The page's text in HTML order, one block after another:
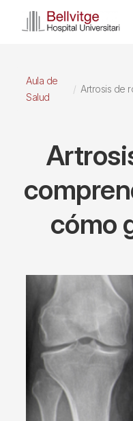
Aula de
Salud
Artrosis de
cómo
Imagen